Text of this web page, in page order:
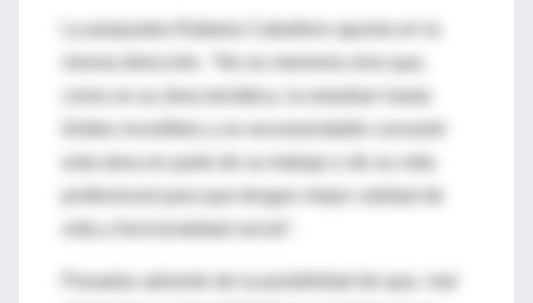
La psiquiatra Rafaela Caballero apunta en la
profesional para que tengan mejor calidad de